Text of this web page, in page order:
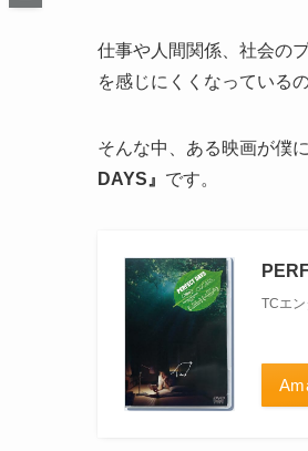
仕事や人間関係、社会の
を感じにくくなっている
そんな中、ある映画が僕
DAYS』 です。
TCエン